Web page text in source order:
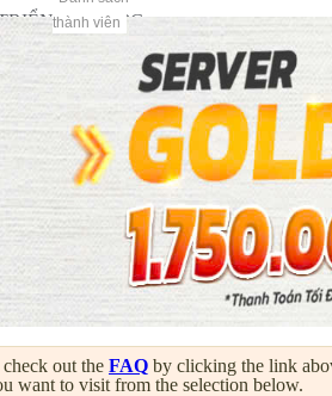
thành viên
MMORPG
Vô Song 2
out the FAQ by clicking the link
want to visit from the selection below.